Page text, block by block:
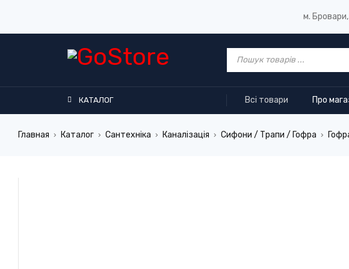
м.
КАТАЛОГ Всі товари Про
Главная › Каталог › Сантехніка › Каналізація › Сифони / Трапи / Гофра ›